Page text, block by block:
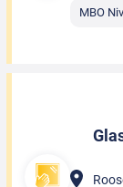
MBO